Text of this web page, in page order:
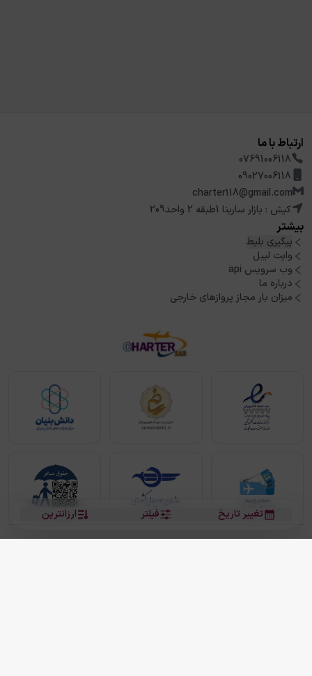
ارزانترین فیلتر تغییر تاریخ
ارتباط با ما
07691006118
09027006118
charter118@gmail.com
کیش : بازار سارینا 1طبقه 2 واحد209
بیشتر
پیگیری بلیط
وایت لیبل
وب سرویس api
درباره ما
میزان بار مجاز پروازهای خارجی